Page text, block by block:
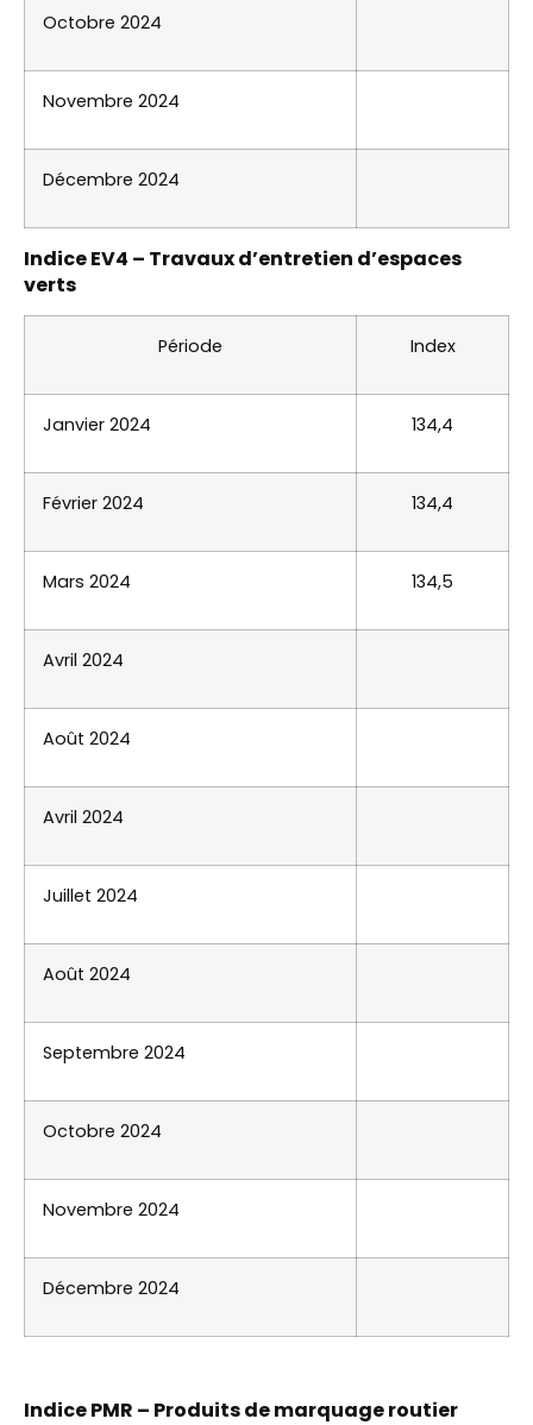
Octobre 2024
Novembre 2024
Décembre 2024
Indice EV4 – Travaux d’entretien d’espaces
verts
Période Index
Janvier 2024 134,4
Février 2024 134,4
Mars 2024 134,5
Avril 2024
Août 2024
Avril 2024
Juillet 2024
Août 2024
Septembre 2024
Octobre 2024
Novembre 2024
Décembre 2024
Indice PMR – Produits de marquage routier